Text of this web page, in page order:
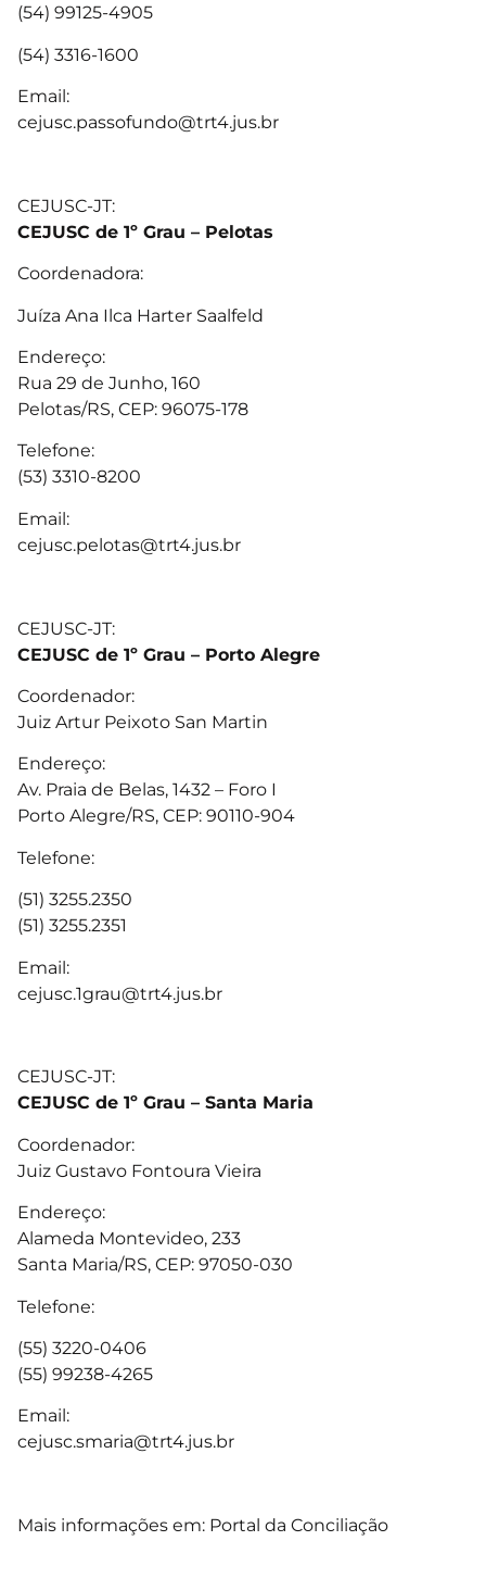
(54) 99125-4905
(54) 3316-1600
Email:
cejusc.passofundo@trt4.jus.br
CEJUSC-JT:
CEJUSC de 1º Grau – Pelotas
Coordenadora:
Juíza Ana Ilca Harter Saalfeld
Endereço:
Rua 29 de Junho, 160
Pelotas/RS, CEP: 96075-178
Telefone:
(53) 3310-8200
Email:
cejusc.pelotas@trt4.jus.br
CEJUSC-JT:
CEJUSC de 1º Grau – Porto Alegre
Coordenador:
Juiz Artur Peixoto San Martin
Endereço:
Av. Praia de Belas, 1432 – Foro I
Porto Alegre/RS, CEP: 90110-904
Telefone:
(51) 3255.2350
(51) 3255.2351
Email:
cejusc.1grau@trt4.jus.br
CEJUSC-JT:
CEJUSC de 1º Grau – Santa Maria
Coordenador:
Juiz Gustavo Fontoura Vieira
Endereço:
Alameda Montevideo, 233
Santa Maria/RS, CEP: 97050-030
Telefone:
(55) 3220-0406
(55) 99238-4265
Email:
cejusc.smaria@trt4.jus.br
Mais informações em: Portal da Conciliação